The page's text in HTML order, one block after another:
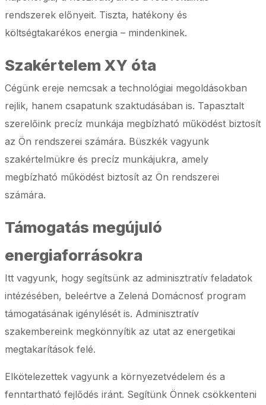
rendszerek előnyeit. Tiszta, hatékony és
költségtakarékos energia – mindenkinek.
Szakértelem XY óta
Cégünk ereje nemcsak a technológiai megoldásokban
rejlik, hanem csapatunk szaktudásában is. Tapasztalt
szerelőink precíz munkája megbízható működést biztosít
az Ön rendszerei számára. Büszkék vagyunk
szakértelmükre és precíz munkájukra, amely
megbízható működést biztosít az Ön rendszerei
számára.
Támogatás megújuló
energiaforrásokra
Itt vagyunk, hogy segítsünk az adminisztratív feladatok
intézésében, beleértve a Zelená Domácnosť program
támogatásának igénylését is. Adminisztratív
szakembereink megkönnyítik az utat az energetikai
megtakarítások felé.
Elkötelezettek vagyunk a környezetvédelem és a
fenntartható fejlődés iránt. Segítünk Önnek csökkenteni